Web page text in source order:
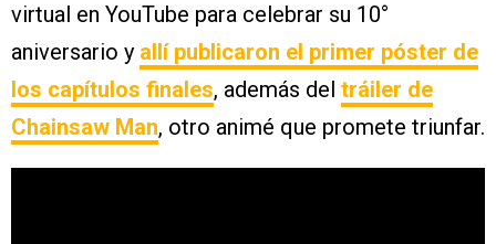
virtual en YouTube para celebrar su 10°
aniversario y allí publicaron el primer póster de
los capítulos finales, además del tráiler de
Chainsaw Man, otro animé que promete triunfar.